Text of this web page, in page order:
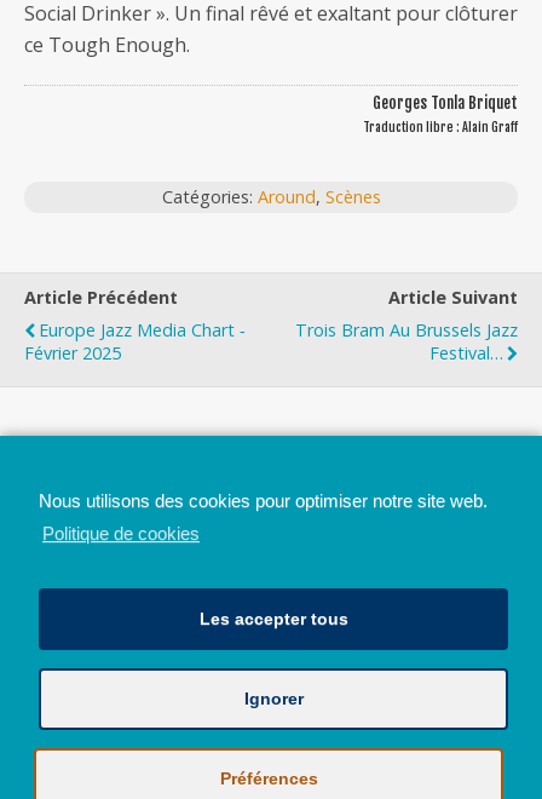
Social Drinker ». Un final rêvé et exaltant pour clôturer
ce Tough Enough.
Georges Tonla Briquet
Traduction libre : Alain Graff
Catégories: Around, Scènes
Article Précédent
Europe Jazz Media Chart ‐
Février 2025
Article Suivant
Trois Bram Au Brussels Jazz
Festival…
Avec le soutien de la Province de Liège
© 2026 - Tous droits réservés - JazzMania
Politique en matière de confidentialité et de vie privée
Nous utilisons des cookies pour optimiser notre site web.
Politique de cookies
Les accepter tous
Ignorer
Préférences